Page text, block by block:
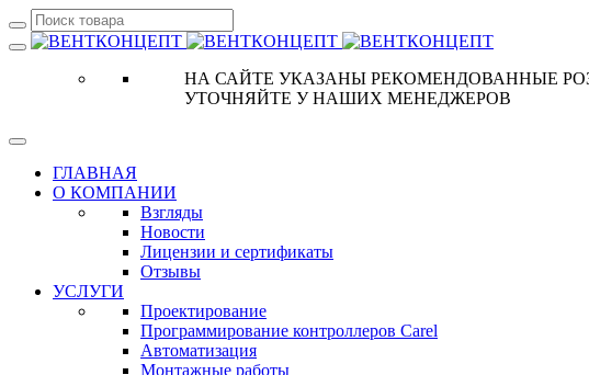
НА САЙТЕ УКАЗАНЫ РЕКОМЕНДОВАННЫЕ
УТОЧНЯЙТЕ У НАШИХ МЕНЕДЖЕРОВ
ГЛАВНАЯ
О КОМПАНИИ
Взгляды
Новости
Лицензии и сертификаты
Отзывы
УСЛУГИ
Проектирование
Программирование контроллеров Carel
Автоматизация
Монтажные работы